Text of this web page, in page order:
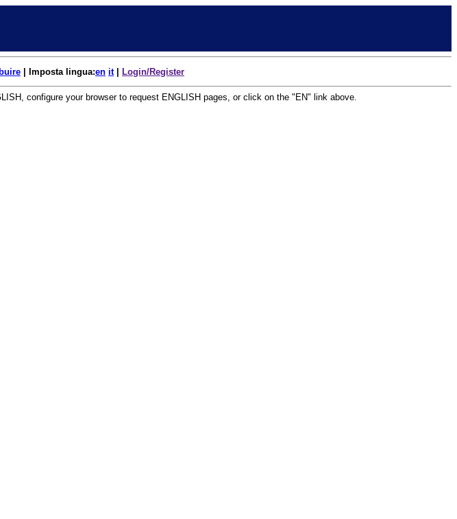
| Imposta lingua:en it Login/Register
configure your browser to request ENGLISH pages, or click on the "EN" link above.